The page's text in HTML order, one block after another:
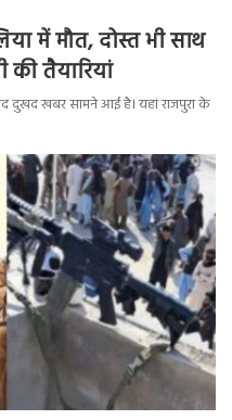
में मौत, दोस्त भी साथ
की तैयारियां
दुखद खबर सामने आई है। यहां राजपुरा के